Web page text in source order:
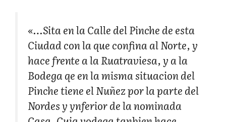
«…Sita en la Calle del Pinche de esta
Ciudad con la que confina al Norte, y
hace frente a la Ruatraviesa, y a la
Bodega qe en la misma situacion del
Pinche tiene el Nuñez por la parte del
Nordes y ynferior de la nominada